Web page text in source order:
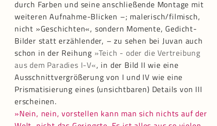
durch Farben und seine anschließende Montage mit
weiteren Aufnahme-Blicken –; malerisch/filmisch,
nicht »Geschichten«, sondern Momente, Gedicht-
Bilder statt erzählender, – zu sehen bei Juvan auch
schon in der Reihung »Teich - oder die Vertreibung
aus dem Paradies I-V«, in der Bild II wie eine
Ausschnittvergrößerung von I und IV wie eine
Prismatisierung eines (unsichtbaren) Details von III
erscheinen.
»Nein, nein, vorstellen kann man sich nichts auf der